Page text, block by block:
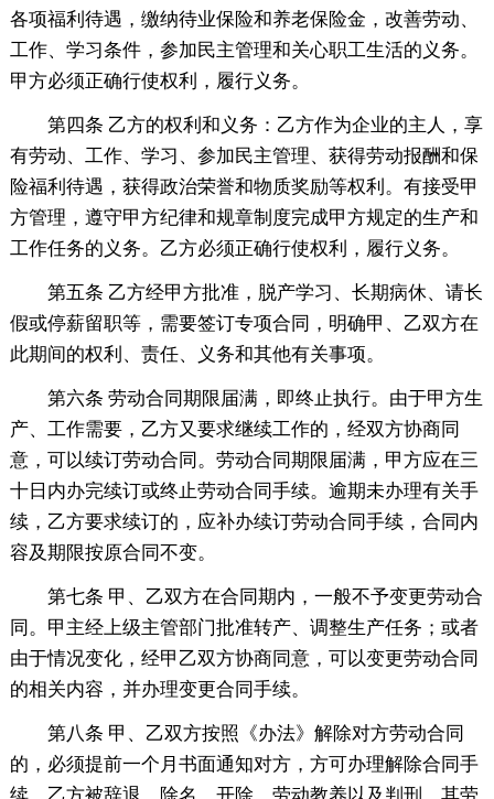
各项福利待遇，缴纳待业保险和养老保险金，改善劳动、
工作、学习条件，参加民主管理和关心职工生活的义务。
甲方必须正确行使权利，履行义务。
第四条 乙方的权利和义务：乙方作为企业的主人，享
有劳动、工作、学习、参加民主管理、获得劳动报酬和保
险福利待遇，获得政治荣誉和物质奖励等权利。有接受甲
方管理，遵守甲方纪律和规章制度完成甲方规定的生产和
工作任务的义务。乙方必须正确行使权利，履行义务。
第五条 乙方经甲方批准，脱产学习、长期病休、请长
假或停薪留职等，需要签订专项合同，明确甲、乙双方在
此期间的权利、责任、义务和其他有关事项。
第六条 劳动合同期限届满，即终止执行。由于甲方生
产、工作需要，乙方又要求继续工作的，经双方协商同
意，可以续订劳动合同。劳动合同期限届满，甲方应在三
十日内办完续订或终止劳动合同手续。逾期未办理有关手
续，乙方要求续订的，应补办续订劳动合同手续，合同内
容及期限按原合同不变。
第七条 甲、乙双方在合同期内，一般不予变更劳动合
同。甲主经上级主管部门批准转产、调整生产任务；或者
由于情况变化，经甲乙双方协商同意，可以变更劳动合同
的相关内容，并办理变更合同手续。
第八条 甲、乙双方按照《办法》解除对方劳动合同
的，必须提前一个月书面通知对方，方可办理解除合同手